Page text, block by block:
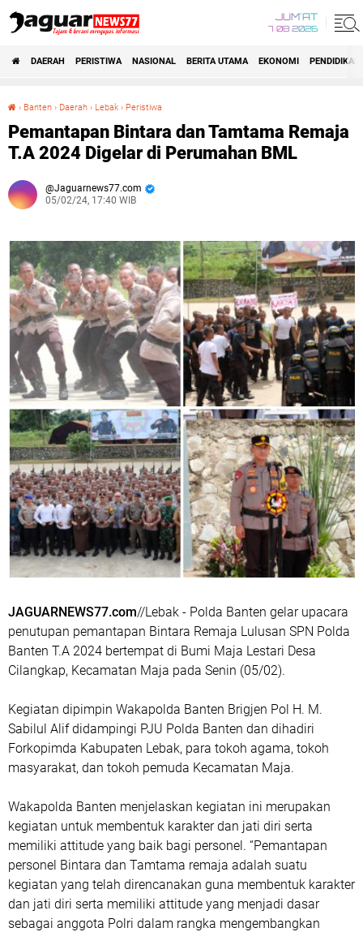
JUM'AT
7 08 2026
DAERAH PERISTIWA NASIONAL BERITA UTAMA EKONOMI PENDIDIKAN
› Banten › Daerah › Lebak › Peristiwa
Pemantapan Bintara dan Tamtama Remaja
T.A 2024 Digelar di Perumahan BML
Jaguarnews77.com
05/02/24, 17:40 WIB
JAGUARNEWS77.com//Lebak - Polda Banten gelar upacara
penutupan pemantapan Bintara Remaja Lulusan SPN Polda
Banten T.A 2024 bertempat di Bumi Maja Lestari Desa
Cilangkap, Kecamatan Maja pada Senin (05/02).
Kegiatan dipimpin Wakapolda Banten Brigjen Pol H. M.
Sabilul Alif didampingi PJU Polda Banten dan dihadiri
Forkopimda Kabupaten Lebak, para tokoh agama, tokoh
masyarakat, dan tokoh pemuda Kecamatan Maja.
Wakapolda Banten menjelaskan kegiatan ini merupakan
kegiatan untuk membentuk karakter dan jati diri serta
memiliki attitude yang baik bagi personel. “Pemantapan
personel Bintara dan Tamtama remaja adalah suatu
kegiatan yang telah direncanakan guna membentuk karakter
dan jati diri serta memiliki attitude yang menjadi dasar
sebagai anggota Polri dalam rangka mengembangkan